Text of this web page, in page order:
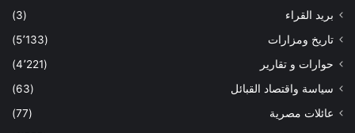
بريد القراء
(3)
تاريخ ومزارات
(5٬133)
حوارات و تقارير
(4٬221)
سياسة واقتصاد القبائل
(63)
عائلات مصرية
(77)